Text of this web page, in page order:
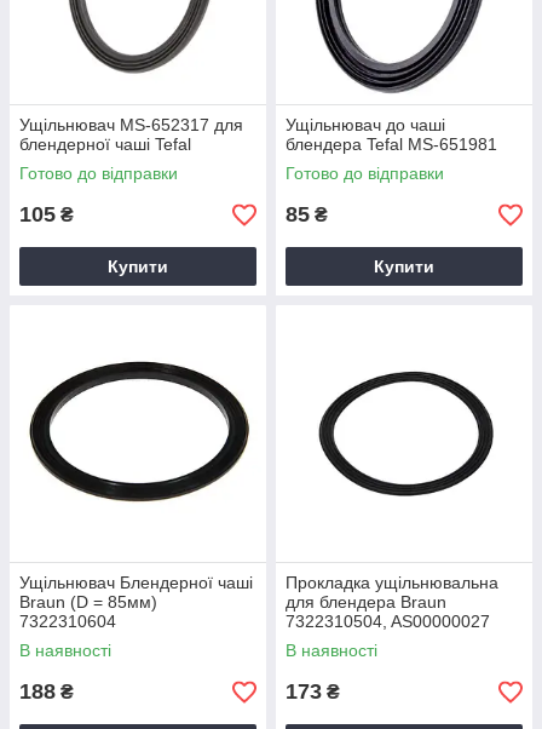
Ущільнювач MS-652317 для
блендерної чаші Tefal
Готово до відправки
105 ₴
Купити
Ущільнювач до чаші
блендера Tefal MS-651981
Готово до відправки
85 ₴
Купити
Ущільнювач Блендерної чаші
Braun (D = 85мм)
7322310604
В наявності
188 ₴
Прокладка ущільнювальна
для блендера Braun
7322310504, AS00000027
В наявності
173 ₴